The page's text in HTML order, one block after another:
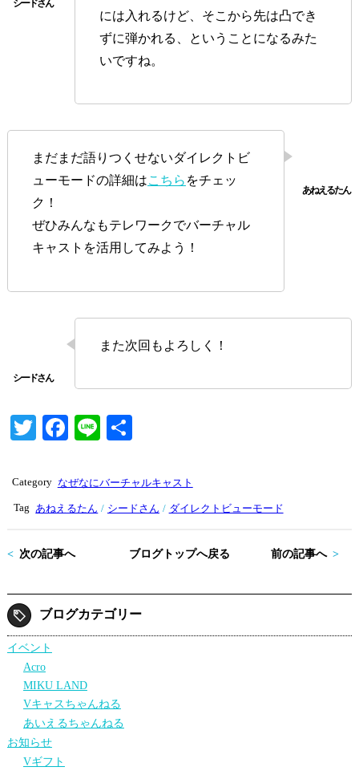
には入れるけど、そこから先は凸でき
ずに弾かれる、ということになるみた
いですね。
まだまだ語りつくせないダイレクトビ
ューモードの詳細はこちら をチェッ
ク！
ぜひみんなもテレワークでバーチャル
キャストを活用してみよう！
また次回もよろしく！
T
tte
r
Fa
bo
ok
Li
Category なぜなにバーチャルキャスト
Tag あねえるたん シードさん ダイレクトビューモード
次の記事へ ブログトップへ戻る 前の記事へ
ブログカテゴリー
イベント
Acro
MIKU LAND
Vキャスちゃんねる
あいえるちゃんねる
お知らせ
Vギフト